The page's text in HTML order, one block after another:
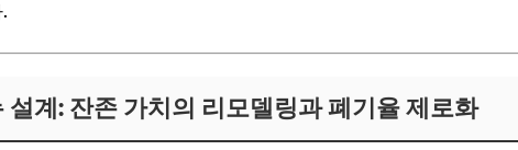
설계: 잔존 가치의 리모델링과 폐기율 제로화